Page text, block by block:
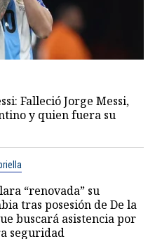
Falleció Jorge Messi,
y quien fuera su
“renovada” su
tras posesión de De la
buscará asistencia por
seguridad